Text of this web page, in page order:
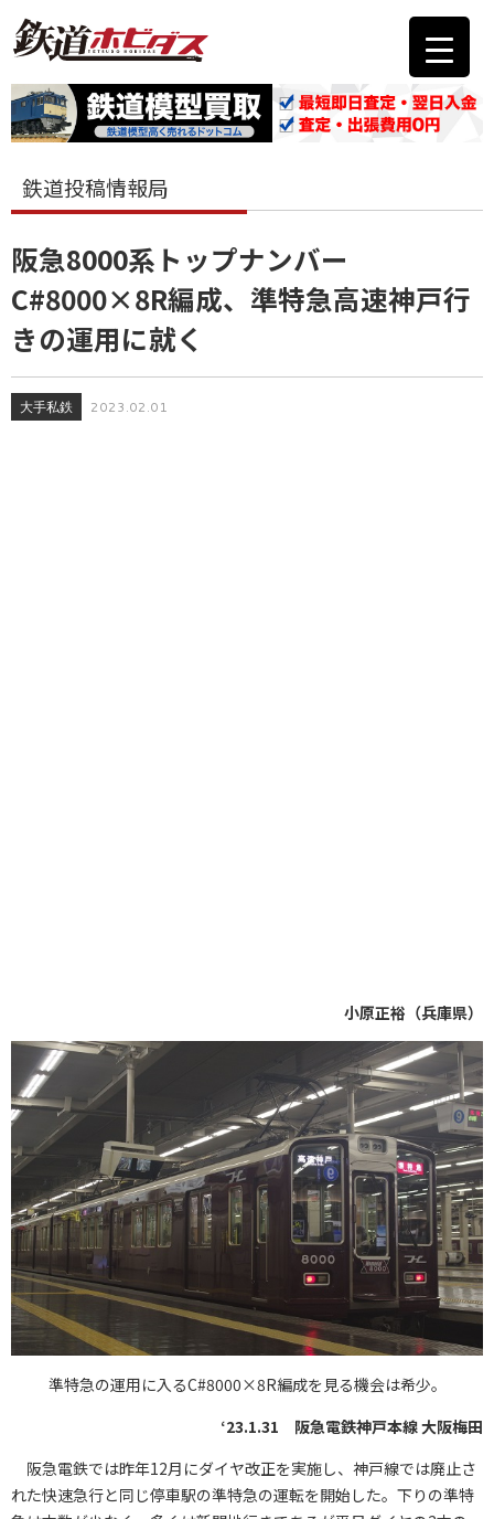
鉄道投稿情報局
阪急8000系トップナンバー
C#8000×8R編成、準特急高速神戸行
きの運用に就く
大手私鉄 2023.02.01
小原正裕（兵庫県）
準特急の運用に入るC#8000×8R編成を見る機会は希少。
‘23.1.31 阪急電鉄神戸本線 大阪梅田
阪急電鉄では昨年12月にダイヤ改正を実施し、神戸線では廃止さ
れた快速急行と同じ停車駅の準特急の運転を開始した。下りの準特